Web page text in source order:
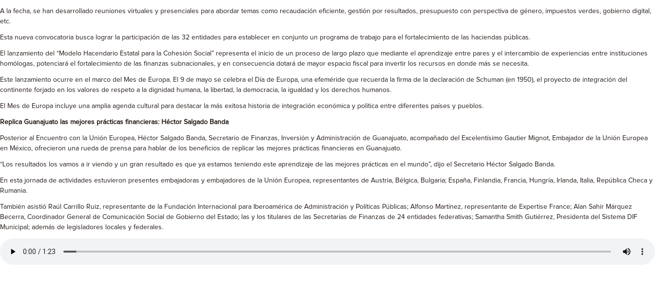
A la fecha, se han desarrollado reuniones virtuales y presenciales para abordar temas como recaudación eficiente, gestión por resultados, presupuesto con perspectiva de género, impuestos verdes, gobierno digital,
etc.
Esta nueva convocatoria busca lograr la participación de las 32 entidades para establecer en conjunto un programa de trabajo para el fortalecimiento de las haciendas públicas.
El lanzamiento del “Modelo Hacendario Estatal para la Cohesión Social” representa el inicio de un proceso de largo plazo que mediante el aprendizaje entre pares y el intercambio de experiencias entre instituciones
homólogas, potenciará el fortalecimiento de las finanzas subnacionales, y en consecuencia dotará de mayor espacio fiscal para invertir los recursos en donde más se necesita.
Este lanzamiento ocurre en el marco del Mes de Europa. El 9 de mayo se celebra el Día de Europa, una efeméride que recuerda la firma de la declaración de Schuman (en 1950), el proyecto de integración del
continente forjado en los valores de respeto a la dignidad humana, la libertad, la democracia, la igualdad y los derechos humanos.
El Mes de Europa incluye una amplia agenda cultural para destacar la más exitosa historia de integración económica y política entre diferentes países y pueblos.
Replica Guanajuato las mejores prácticas financieras: Héctor Salgado Banda
Posterior al Encuentro con la Unión Europea, Héctor Salgado Banda, Secretario de Finanzas, Inversión y Administración de Guanajuato, acompañado del Excelentísimo Gautier Mignot, Embajador de la Unión Europea
en México, ofrecieron una rueda de prensa para hablar de los beneficios de replicar las mejores prácticas financieras en Guanajuato.
“Los resultados los vamos a ir viendo y un gran resultado es que ya estamos teniendo este aprendizaje de las mejores prácticas en el mundo”, dijo el Secretario Héctor Salgado Banda.
En esta jornada de actividades estuvieron presentes embajadoras y embajadores de la Unión Europea, representantes de Austria, Bélgica, Bulgaria; España, Finlandia, Francia, Hungría, Irlanda, Italia, República Checa y
Rumania.
También asistió Raúl Carrillo Ruiz, representante de la Fundación Internacional para Iberoamérica de Administración y Políticas Públicas; Alfonso Martínez, representante de Expertise France; Alan Sahir Márquez
Becerra, Coordinador General de Comunicación Social de Gobierno del Estado; las y los titulares de las Secretarías de Finanzas de 24 entidades federativas; Samantha Smith Gutiérrez, Presidenta del Sistema DIF
Municipal; además de legisladores locales y federales.